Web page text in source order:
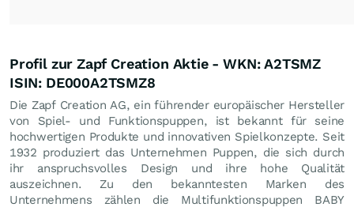
Profil zur Zapf Creation Aktie - WKN: A2TSMZ
ISIN: DE000A2TSMZ8
Die Zapf Creation AG, ein führender europäischer Hersteller
von Spiel- und Funktionspuppen, ist bekannt für seine
hochwertigen Produkte und innovativen Spielkonzepte. Seit
1932 produziert das Unternehmen Puppen, die sich durch
ihr anspruchsvolles Design und ihre hohe Qualität
auszeichnen. Zu den bekanntesten Marken des
Unternehmens zählen die Multifunktionspuppen BABY